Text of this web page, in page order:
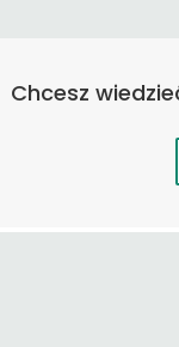
Chcesz